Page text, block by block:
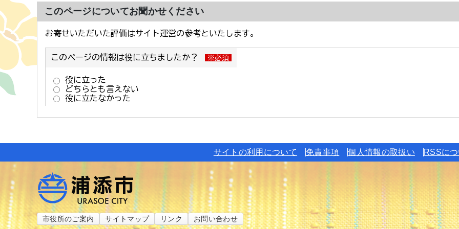
このページについてお聞かせください
サイトの利用について 免責事項 個人情報の取扱い RSSに
市役所のご案内 サイトマップ リンク お問い合わせ